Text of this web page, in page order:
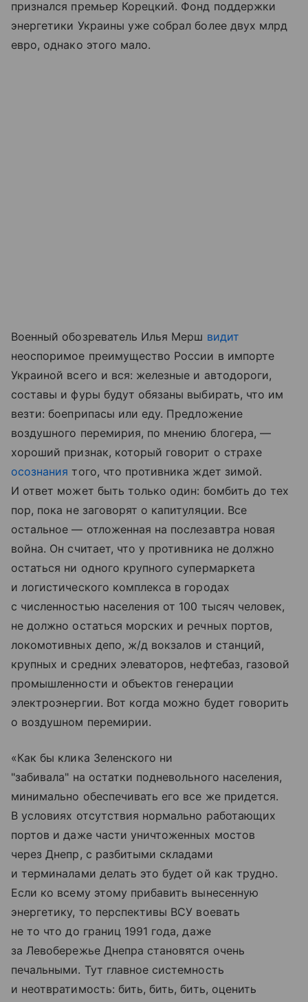
признался премьер Корецкий. Фонд поддержки
энергетики Украины уже собрал более двух млрд
евро, однако этого мало.
Военный обозреватель Илья Мерш видит
неоспоримое преимущество России в импорте
Украиной всего и вся: железные и автодороги,
составы и фуры будут обязаны выбирать, что им
везти: боеприпасы или еду. Предложение
воздушного перемирия, по мнению блогера, —
хороший признак, который говорит о страхе
осознания того, что противника ждет зимой.
И ответ может быть только один: бомбить до тех
пор, пока не заговорят о капитуляции. Все
остальное — отложенная на послезавтра новая
война. Он считает, что у противника не должно
остаться ни одного крупного супермаркета
и логистического комплекса в городах
с численностью населения от 100 тысяч человек,
не должно остаться морских и речных портов,
локомотивных депо, ж/д вокзалов и станций,
крупных и средних элеваторов, нефтебаз, газовой
промышленности и объектов генерации
электроэнергии. Вот когда можно будет говорить
о воздушном перемирии.
«Как бы клика Зеленского ни
"забивала" на остатки подневольного населения,
минимально обеспечивать его все же придется.
В условиях отсутствия нормально работающих
портов и даже части уничтоженных мостов
через Днепр, с разбитыми складами
и терминалами делать это будет ой как трудно.
Если ко всему этому прибавить вынесенную
энергетику, то перспективы ВСУ воевать
не то что до границ 1991 года, даже
за Левобережье Днепра становятся очень
печальными. Тут главное системность
и неотвратимость: бить, бить, бить, оценить